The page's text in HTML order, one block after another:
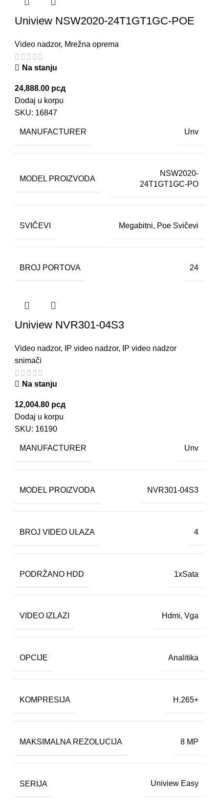
Uniview NSW2020-24T1GT1GC-POE
Video nadzor, Mrežna oprema
Na stanju
24,888.00 рсд
Dodaj u korpu
SKU: 16847
MANUFACTURER Unv
MODEL PROIZVODA
NSW2020-
24T1GT1GC-PO
SVIČEVI Megabitni, Poe Svičevi
BROJ PORTOVA 24
Uniview NVR301-04S3
Video nadzor, IP video nadzor,
IP video nadzor
snimači
Na stanju
12,004.80 рсд
Dodaj u korpu
SKU: 16190
MANUFACTURER Unv
MODEL PROIZVODA NVR301-04S3
BROJ VIDEO ULAZA 4
PODRŽANO HDD 1xSata
VIDEO IZLAZI Hdmi, Vga
OPCIJE Analitika
KOMPRESIJA H.265+
MAKSIMALNA REZOLUCIJA 8 MP
SERIJA Uniview Easy